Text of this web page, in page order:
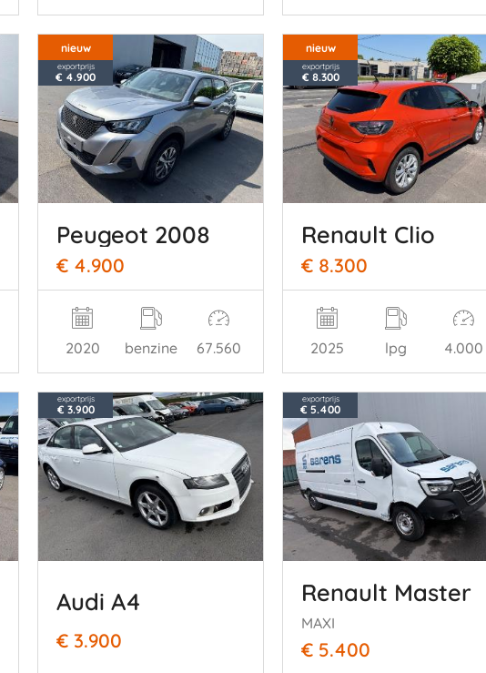
nieuw
exportprijs
€ 4.900
Peugeot 2008
€ 4.900
2020 benzine 67.560
nieuw
exportprijs
€ 8.300
Renault Clio
€ 8.300
2025 lpg 4.000
exportprijs
€ 3.900
Audi A4
€ 3.900
exportprijs
€ 5.400
Renault Master
MAXI
€ 5.400